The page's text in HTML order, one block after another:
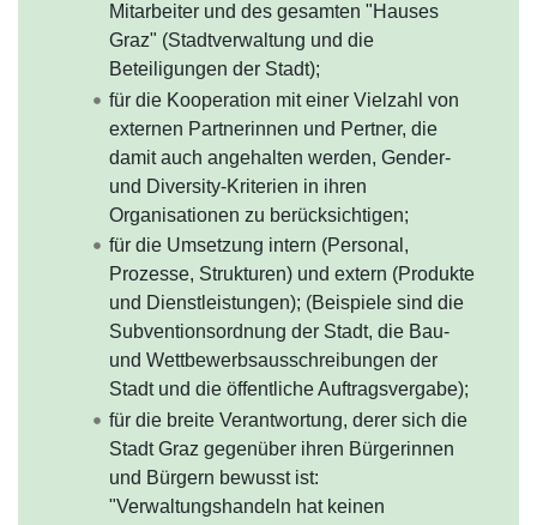
Mitarbeiter und des gesamten "Hauses
Graz" (Stadtverwaltung und die
Beteiligungen der Stadt);
für die Kooperation mit einer Vielzahl von
externen Partnerinnen und Pertner, die
damit auch angehalten werden, Gender-
und Diversity-Kriterien in ihren
Organisationen zu berücksichtigen;
für die Umsetzung intern (Personal,
Prozesse, Strukturen) und extern (Produkte
und Dienstleistungen); (Beispiele sind die
Subventionsordnung der Stadt, die Bau-
und Wettbewerbsausschreibungen der
Stadt und die öffentliche Auftragsvergabe);
für die breite Verantwortung, derer sich die
Stadt Graz gegenüber ihren Bürgerinnen
und Bürgern bewusst ist:
"Verwaltungshandeln hat keinen